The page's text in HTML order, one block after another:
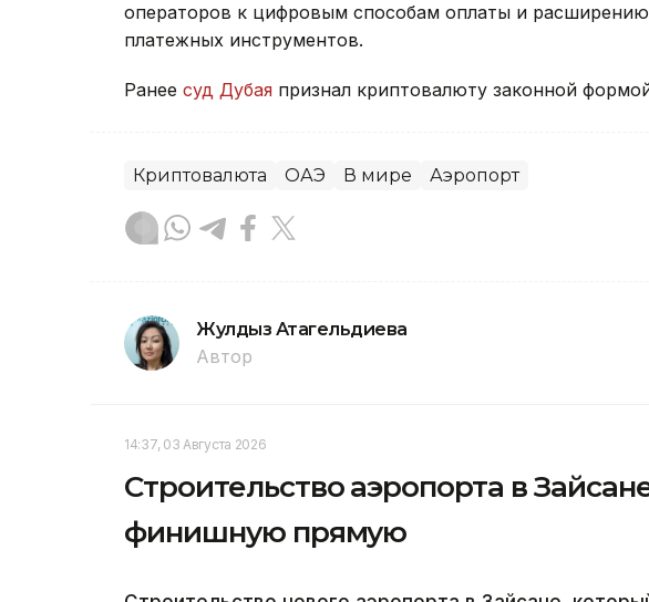
операторов к цифровым способам оплаты и
платежных инструментов.
Ранее суд Дубая признал криптовалюту законной
Криптовалюта ОАЭ В мире Аэропорт
Жулдыз Атагельдиева
Автор
14:37, 03 Августа 2026
Строительство аэропорта в
финишную прямую